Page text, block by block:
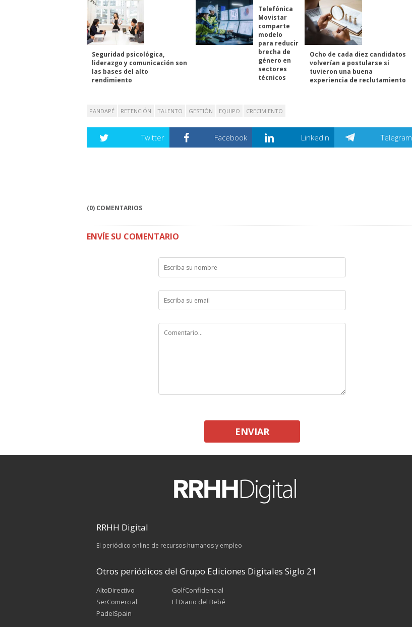
Seguridad psicológica,
liderazgo y comunicación son
las bases del alto
rendimiento
Telefónica
Movistar
comparte
modelo
para reducir
brecha de
género en
sectores
técnicos
Ocho de cada diez candidatos
volverían a postularse si
tuvieron una buena
experiencia de reclutamiento
PANDAPÉ RETENCIÓN TALENTO GESTIÓN EQUIPO CRECIMIENTO
Twitter Facebook Linkedin Telegram
(0) COMENTARIOS
ENVÍE SU COMENTARIO
ENVIAR
RRHH Digital
El periódico online de recursos humanos y empleo
Otros periódicos del Grupo Ediciones Digitales Siglo 21
AltoDirectivo
SerComercial
PadelSpain
GolfConfidencial
El Diario del Bebé